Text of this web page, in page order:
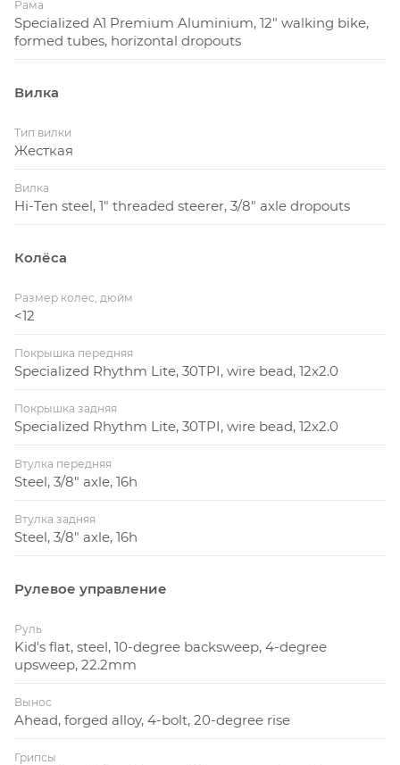
Рама
Specialized A1 Premium Aluminium, 12" walking bike,
formed tubes, horizontal dropouts
Вилка
Тип вилки
Жесткая
Вилка
Hi-Ten steel, 1" threaded steerer, 3/8" axle dropouts
Колёса
Размер колес, дюйм
<12
Покрышка передняя
Specialized Rhythm Lite, 30TPI, wire bead, 12x2.0
Покрышка задняя
Specialized Rhythm Lite, 30TPI, wire bead, 12x2.0
Втулка передняя
Steel, 3/8" axle, 16h
Втулка задняя
Steel, 3/8" axle, 16h
Рулевое управление
Руль
Kid's flat, steel, 10-degree backsweep, 4-degree
upsweep, 22.2mm
Вынос
Ahead, forged alloy, 4-bolt, 20-degree rise
Грипсы